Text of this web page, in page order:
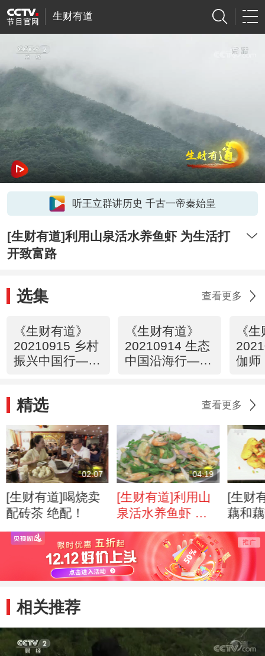
生财有道
听王立群讲历史 千古一帝秦始皇
[生财有道]利用山泉活水养鱼虾 为生活打
开致富路
选集 查看更多
《生财有道》
20210915 乡村
振兴中国行——
康路
《生财有道》
20210914 生态
中国沿海行——
《
伽师
精选 查看更多
02:07
[生财有道]喝烧卖
配砖茶 绝配！
04:19
[生财有道]利用山
泉活水养鱼虾 为
生活打开致富路
[生财
藕和
出时
当地
之道
相关推荐